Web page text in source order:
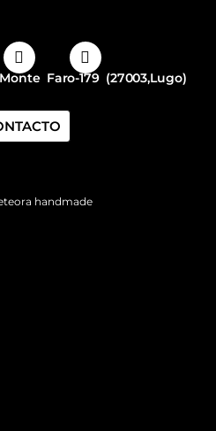
Faro-179 (27003,Lugo)
handmade